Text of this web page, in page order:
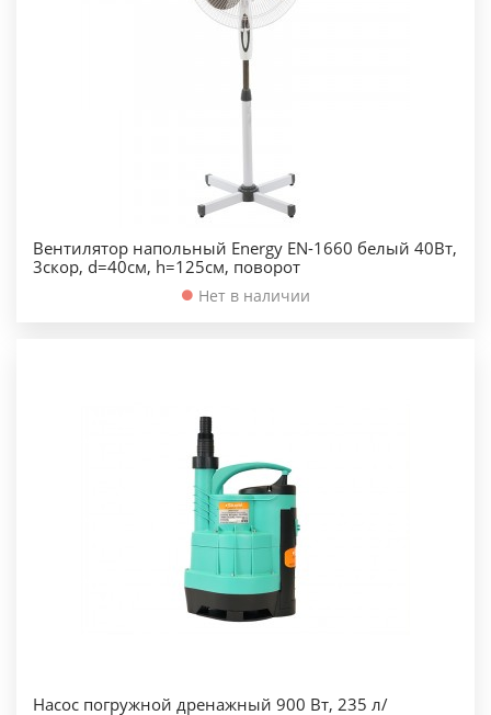
Вентилятор напольный Energy EN-1660 белый 40Вт,
3скор, d=40см, h=125см, поворот
Нет в наличии
Насос погружной дренажный 900 Вт, 235 л/